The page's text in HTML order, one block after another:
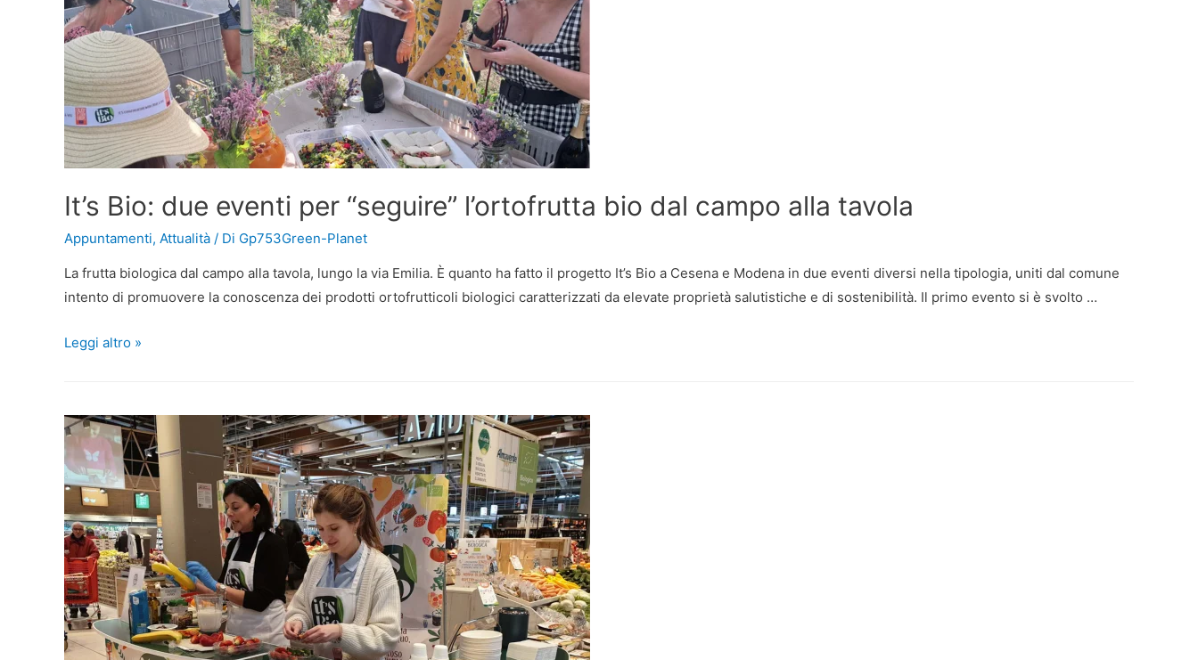
It’s Bio: due eventi per “seguire” l’ortofrutta bio dal campo alla tavola
Appuntamenti, Attualità / Di Gp753Green-Planet
La frutta biologica dal campo alla tavola, lungo la via Emilia. È quanto ha fatto il progetto It’s Bio a Cesena e Modena in due eventi diversi nella tipologia, uniti dal comune
intento di promuovere la conoscenza dei prodotti ortofrutticoli biologici caratterizzati da elevate proprietà salutistiche e di sostenibilità. Il primo evento si è svolto …
Leggi altro »